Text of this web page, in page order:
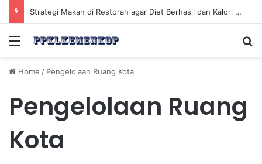
Strategi Makan di Restoran agar Diet Berhasil dan Kalori Tetap Terkontrol
Menu
Home / Pengelolaan Ruang Kota
Pengelolaan Ruang
Kota